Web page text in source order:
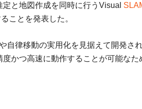
と地図作成を同時に行うVisual
ことを発表した。
自律移動の実用化を見据えて開発さ
かつ高速に動作することが可能な